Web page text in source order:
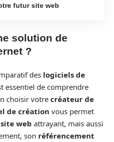
futur site web
solution de
?
des logiciels de
essentiel de comprendre
choisir votre créateur de
de création vous permet
web attrayant, mais aussi
son référencement